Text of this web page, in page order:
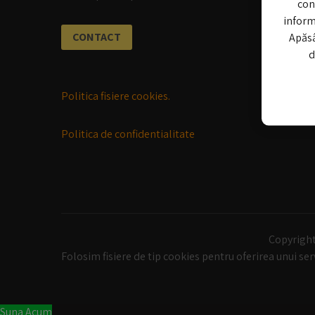
CONTACT
Politica fisiere cookies.
Politica de confidentialitate
Folosim fisiere de tip cookies pentru oferirea unui
Suna Acum